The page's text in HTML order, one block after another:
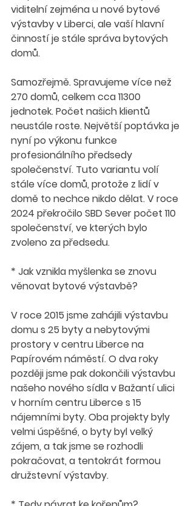
viditelní zejména u nové bytové
výstavby v Liberci, ale vaší hlavní
činností je stále správa bytových
domů.
Samozřejmě. Spravujeme více než
270 domů, celkem cca 11300
jednotek. Počet našich klientů
neustále roste. Největší poptávka je
nyní po výkonu funkce
profesionálního předsedy
společenství. Tuto variantu volí
stále více domů, protože z lidí v
domě to nechce nikdo dělat. V roce
2024 překročilo SBD Sever počet 110
společenství, ve kterých bylo
zvoleno za předsedu.
* Jak vznikla myšlenka se znovu
věnovat bytové výstavbě?
V roce 2015 jsme zahájili výstavbu
domu s 25 byty a nebytovými
prostory v centru Liberce na
Papírovém náměstí. O dva roky
později jsme pak dokončili výstavbu
našeho nového sídla v Bažantí ulici
v horním centru Liberce s 15
nájemními byty. Oba projekty byly
velmi úspěšné, o byty byl velký
zájem, a tak jsme se rozhodli
pokračovat, a tentokrát formou
družstevní výstavby.